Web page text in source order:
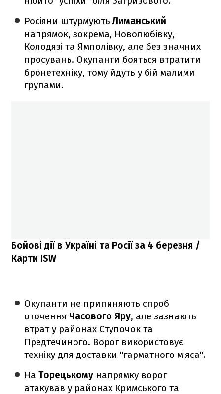
Росіяни штурмуютьЛиманський
напрямок, зокрема, Новолюбівку,
Колодязі та Ямполівку, але без значних
просувань. Окупанти бояться втратити
бронетехніку, тому йдуть у бій малими
групами.
Бойові дії в Україні та Росії за 4 березня /
Карти ISW
Окупанти не припиняють спроб
оточення Часового Яру, але зазнають
втрат у районах Ступочок та
Предтечиного. Ворог використовує
техніку для доставки "гарматного м’яса".
НаТорецькому напрямку ворог
атакував у районах Кримського та